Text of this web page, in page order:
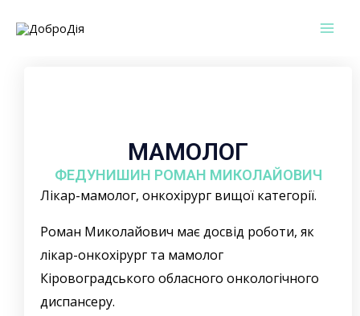
МАМОЛОГ
ФЕДУНИШИН РОМАН МИКОЛАЙОВИЧ
Лікар-мамолог, онкохірург вищої категорії.
Роман Миколайович має досвід роботи, як
лікар-онкохірург та мамолог
Кіровоградського обласного онкологічного
диспансеру.